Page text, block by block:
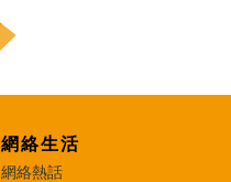
網絡生活
網絡熱話